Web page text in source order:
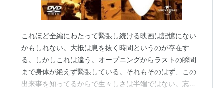
これほど全編にわたって緊張し続ける映画は記憶にない
かもしれない。大抵は息を抜く時間というのが存在す
る。しかしこれは違う。オープニングからラストの瞬間
まで身体が絶えず緊張している。それもそのはず、この
出来事を知ってるからで生々しさは半端ではない。忘れ